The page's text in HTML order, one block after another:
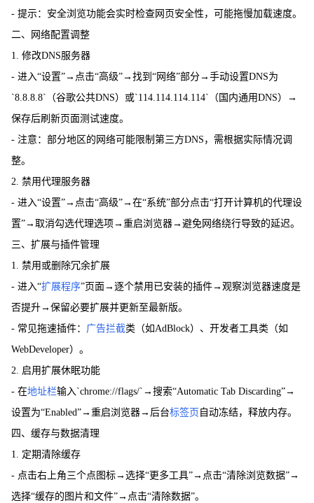
- 提示：安全浏览功能会实时检查网页安全性，可能拖慢加载速度。
二、网络配置调整
1. 修改DNS服务器
- 进入“设置”→点击“高级”→找到“网络”部分→手动设置DNS为
`8.8.8.8`（谷歌公共DNS）或`114.114.114.114`（国内通用DNS）→
保存后刷新页面测试速度。
- 注意：部分地区的网络可能限制第三方DNS，需根据实际情况调
整。
2. 禁用代理服务器
- 进入“设置”→点击“高级”→在“系统”部分点击“打开计算机的代理设
置”→取消勾选代理选项→重启浏览器→避免网络绕行导致的延迟。
三、扩展与插件管理
1. 禁用或删除冗余扩展
- 进入“扩展程序”页面→逐个禁用已安装的插件→观察浏览器速度是
否提升→保留必要扩展并更新至最新版。
- 常见拖速插件： 广告拦截类（如AdBlock）、开发者工具类（如
WebDeveloper）。
2. 启用扩展休眠功能
- 在地址栏输入`chrome://flags/`→搜索“Automatic Tab Discarding”→
设置为“Enabled”→重启浏览器→后台标签页 自动冻结，释放内存。
四、缓存与数据清理
1. 定期清除缓存
- 点击右上角三个点图标→选择“更多工具”→点击“清除浏览数据”→
选择“缓存的图片和文件”→点击“清除数据”。